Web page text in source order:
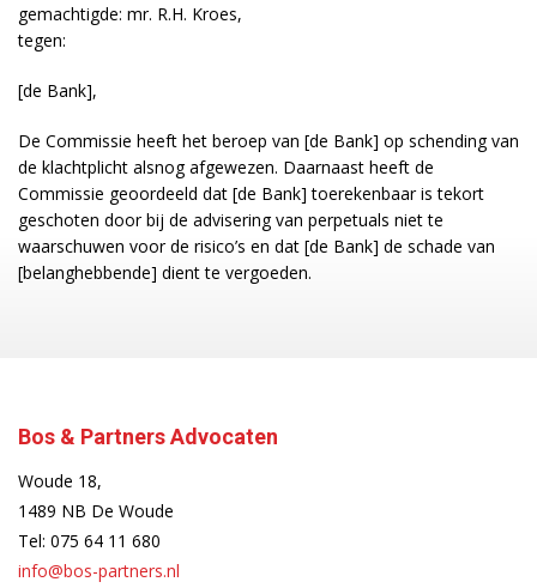
gemachtigde: mr. R.H. Kroes,
tegen:
[de Bank],
De Commissie heeft het beroep van [de Bank] op schending van
de klachtplicht alsnog afgewezen. Daarnaast heeft de
Commissie geoordeeld dat [de Bank] toerekenbaar is tekort
geschoten door bij de advisering van perpetuals niet te
waarschuwen voor de risico’s en dat [de Bank] de schade van
[belanghebbende] dient te vergoeden.
Bos & Partners Advocaten
Woude 18,
1489 NB De Woude
Tel: 075 64 11 680
info@bos-partners.nl